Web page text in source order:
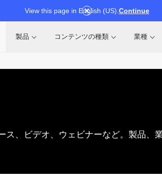
View this page in English (US). Continue
製品 コンテンツの種類 業種
ス、ビデオ、ウェビナーなど。製品、